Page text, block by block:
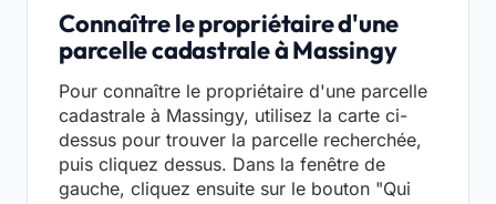
Connaître le propriétaire d'une
parcelle cadastrale à Massingy
Pour connaître le propriétaire d'une parcelle
cadastrale à Massingy, utilisez la carte ci-
dessus pour trouver la parcelle recherchée,
puis cliquez dessus. Dans la fenêtre de
gauche, cliquez ensuite sur le bouton "Qui